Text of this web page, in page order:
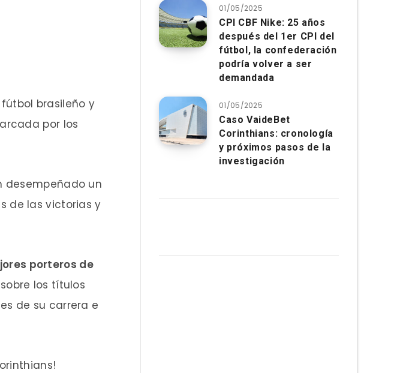
brasileño y
por los
desempeñado un
de las victorias y
porteros de
los títulos
de su carrera e
01/05/2025
CPI CBF Nike: 25 años
después del 1er CPI del
fútbol, ​​la confederación
podría volver a ser
demandada
01/05/2025
Caso VaideBet
Corinthians: cronología
y próximos pasos de la
investigación